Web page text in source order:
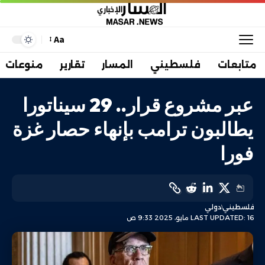
Aa
متابعات فلسطيني المسار تقارير منوعات
عبر مشروع قرار.. 29 سيناتورا
يطالبون ترامب بإنهاء حصار غزة
فورا
LAST UPDATED: 16 مايو، 2025 9:33 ص
فلسطينيدولي